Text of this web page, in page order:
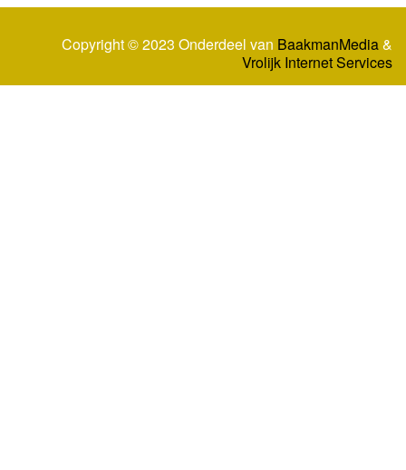
Copyright © 2023 Onderdeel van BaakmanMedia&
Vrolijk Internet Services